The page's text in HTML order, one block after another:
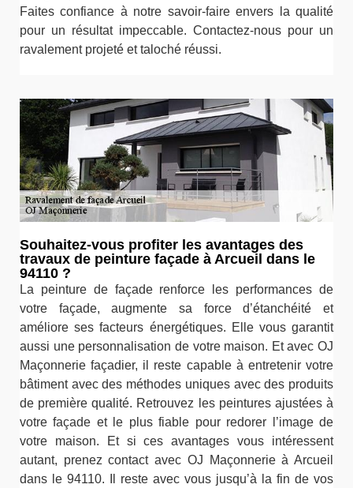
Faites confiance à notre savoir-faire envers la qualité
pour un résultat impeccable. Contactez-nous pour un
ravalement projeté et taloché réussi.
Souhaitez-vous profiter les avantages des
travaux de peinture façade à Arcueil dans le
94110 ?
La peinture de façade renforce les performances de
votre façade, augmente sa force d’étanchéité et
améliore ses facteurs énergétiques. Elle vous garantit
aussi une personnalisation de votre maison. Et avec OJ
Maçonnerie façadier, il reste capable à entretenir votre
bâtiment avec des méthodes uniques avec des produits
de première qualité. Retrouvez les peintures ajustées à
votre façade et le plus fiable pour redorer l’image de
votre maison. Et si ces avantages vous intéressent
autant, prenez contact avec OJ Maçonnerie à Arcueil
dans le 94110. Il reste avec vous jusqu’à la fin de vos